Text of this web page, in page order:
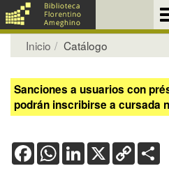
Inicio Catálogo
Sanciones a usuarios con
podrán inscribirse a cursada
FacebookWhatsApp
LinkedIn
X Copy
Link